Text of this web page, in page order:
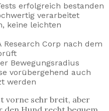
erfolgreich bestanden
verarbeitet
keine leichten
Research Corp nach dem
Bewegungsradius
vorübergehend auch
werden
vorne sehr breit, aber